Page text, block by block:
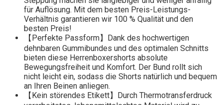
für Auflösung. Mit dem besten Preis-Leistungs-
Verhältnis garantieren wir 100 % Qualität und den
besten Preis!
【Perfekte Passform】Dank des hochwertigen
dehnbaren Gummibundes und des optimalen Schnitts
bieten diese Herrenboxershorts absolute
Bewegungsfreiheit und Komfort. Der Bund rollt sich
nicht leicht ein, sodass die Shorts natürlich und bequem
an Ihren Beinen anliegen.
【Kein störendes Etikett】Durch Thermotransferdruck